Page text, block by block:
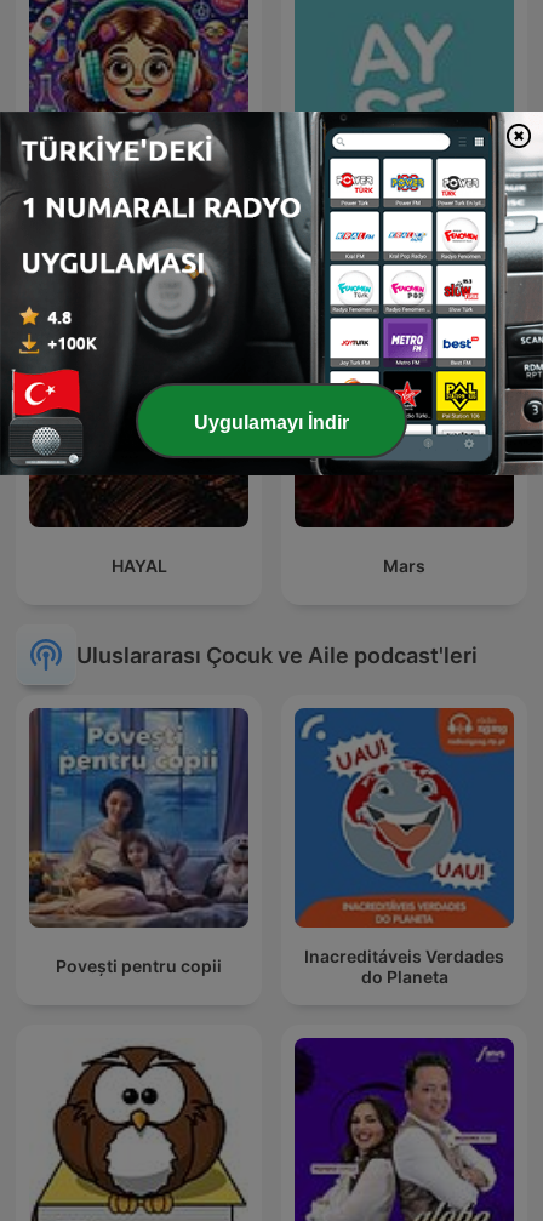
LikeADA Bilim Çocuk
Ayse Oztoprak ile Veli
Sohbetleri
HAYAL Mars
Uluslararası Çocuk ve Aile podcast'leri
Povești pentru copii
Inacreditáveis Verdades
do Planeta
Uygulamayı İndir